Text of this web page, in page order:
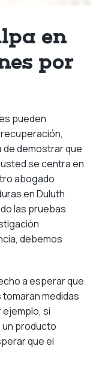
en
por
pueden
de demostrar que
se centra en
abogado
en Duluth
las pruebas
debemos
a esperar que
medidas
si
un producto
que el